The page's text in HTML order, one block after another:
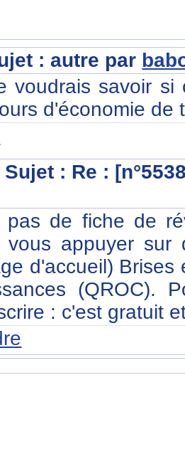
: autre par
voudrais savoir
d'économie de
Sujet : Re :
de fiche de
vous appuyer sur
d'accueil)
(QROC).
: c'est gratuit